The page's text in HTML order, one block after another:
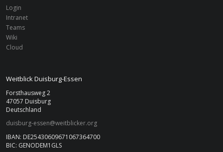
Login
Intranet
Teams
Wiki
Cloud
Weitblick Duisburg-Essen
Forsthausweg 2
47057 Duisburg
Deutschland
duisburg-essen@weitblicker.org
IBAN: DE25430609671067364700
BIC: GENODEM1GLS